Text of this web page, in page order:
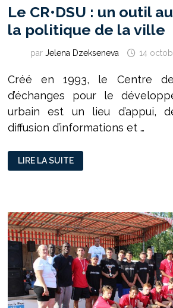
Le CR•DSU : un outil
la politique de la ville
par Jelena Dzekseneva 14
Créé en 1993, le Centre
d’échanges pour le
urbain est un lieu d’appui,
diffusion d’informations et …
LE
CR•DSU :
UN
LA
POLITIQUE
DE
LA
VILLE
LIRE LA SUITE